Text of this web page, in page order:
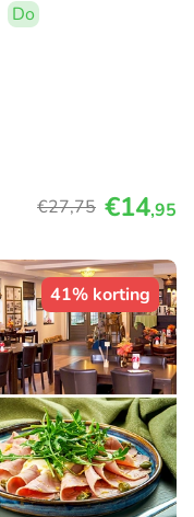
Do
€27,75 €14,95
41% korting